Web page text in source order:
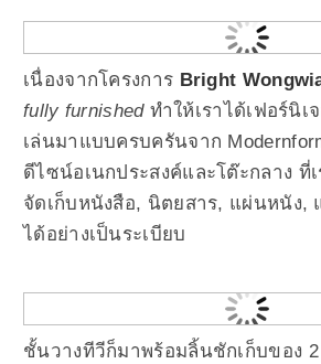
เนื่องจากโครงการ Bright
fully furnishedทำให้เราได้เฟอร์นิเ
เล่นมาแบบครบครันจาก
ดีไซน์อเนกประสงค์และโต๊ะกลาง ที่
จัดเก็บหนังสือ, นิตยสาร, แผ่นหนัง,
ได้อย่างเป็นระเบียบ
ชั้นวางทีวีก็มาพร้อมลิ้นชักเก็บของ